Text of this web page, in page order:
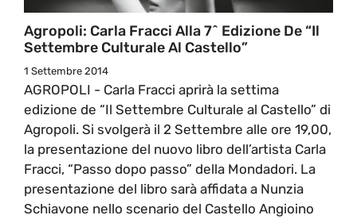
Agropoli: Carla Fracci Alla 7^ Edizione De “Il
Settembre Culturale Al Castello”
1 Settembre 2014
AGROPOLI - Carla Fracci aprirà la settima
edizione de “Il Settembre Culturale al Castello” di
Agropoli. Si svolgerà il 2 Settembre alle ore 19,00,
la presentazione del nuovo libro dell’artista Carla
Fracci, “Passo dopo passo” della Mondadori. La
presentazione del libro sarà affidata a Nunzia
Schiavone nello scenario del Castello Angioino